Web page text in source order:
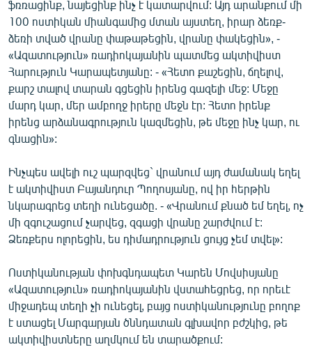
Հայերեն
English
Русский
ՀԵՏԵՎԵՔ ՄԵԶ
«Ազատության» բոլոր կայքերը
ֆռռացինք, նայեցինք ինչ է կատարվում: Այդ արանքում մի
100 ոստիկան միանգամից մտան այստեղ, իրար ձեռք-
ձեռի տված վրանը փաթաթեցին, վրանը փակեցին», -
«Ազատություն» ռադիոկայանին պատմեց ակտիվիստ
Հարություն Կարապետյանը: - «Հետո քաշեցին, ճղելով,
քարշ տալով տարան գցեցին իրենց գազելի մեջ: Մեջը
մարդ կար, մեր ամբողջ իրերը մեջն էր: Հետո իրենք
իրենց արձանագրություն կազմեցին, թե մեջը ինչ կար, ու
գնացին»:
Ինչպես ավելի ուշ պարզվեց` վրանում այդ ժամանակ եղել
է ակտիվիստ Բայանդուր Պողոսյանը, ով իր հերթին
նկարագրեց տեղի ունեցածը. - «Վրանում քնած եմ եղել, ոչ
մի զգուշացում չարվեց, զգացի վրանը շարժվում է:
Ձեռքերս ոլորեցին, ես դիմադրություն ցույց չեմ տվել»:
Ոստիկանության փոխգնդապետ Կարեն Մովսիսյանը
«Ազատություն» ռադիոկայանին վստահեցրեց, որ որեւէ
միջադեպ տեղի չի ունեցել, բայց ոստիկանությունը բողոք
է ստացել Մարգարյան ծննդատան գլխավոր բժշկից, թե
ակտիվիստները աղմկում են տարածքում: